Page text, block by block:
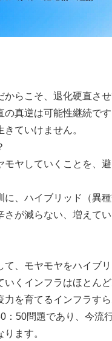
からこそ、退化硬直さ
の真逆は可能性継続です
きていけません。
モヤしていくことを、
に、ハイブリッド（異
さが減らない、増えて
て、モヤモヤをハイブ
いくインフラはほとんど
力を育てるインフラすら
：50問題であり、今流
ます。